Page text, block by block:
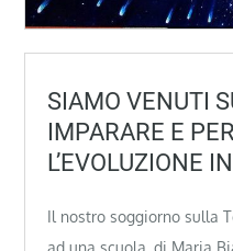
SIAMO VENUTI
IMPARARE E
L’EVOLUZIONE
Il nostro soggiorno sulla
ad una scuola. di Maria